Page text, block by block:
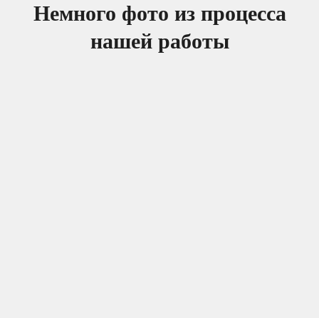
Немного фото из процесса
нашей работы